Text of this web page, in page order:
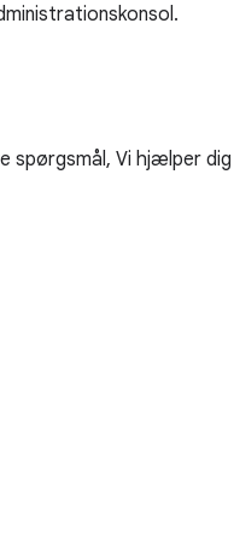
spørgsmål, Vi hjælper dig